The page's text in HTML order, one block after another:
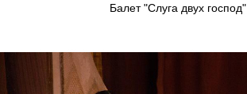
Балет "Слуга двух господ"